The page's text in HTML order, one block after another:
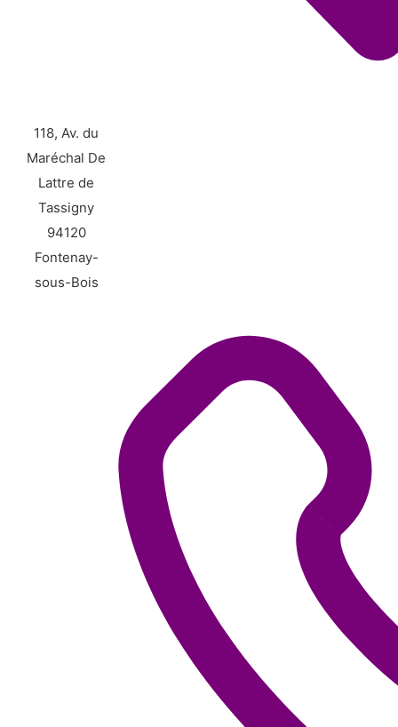
118, Av. du
Maréchal De
Lattre de
Tassigny
94120
Fontenay-
sous-Bois